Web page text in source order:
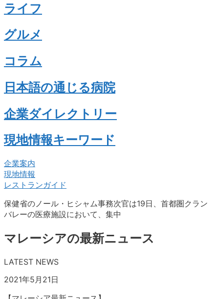
ライフ
グルメ
コラム
日本語の通じる病院
企業ダイレクトリー
現地情報キーワード
企業案内
現地情報
レストランガイド
保健省のノール・ヒシャム事務次官は19日、首都圏クラン
バレーの医療施設において、集中
マレーシアの最新ニュース
LATEST NEWS
2021年5月21日